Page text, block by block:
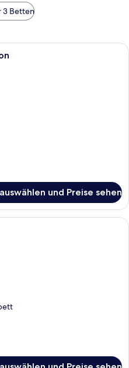
3 Betten
Ein Zimmer mit einem Bett, einem
und Preise sehen
Ein Zimmer mit einem Etagenbett,